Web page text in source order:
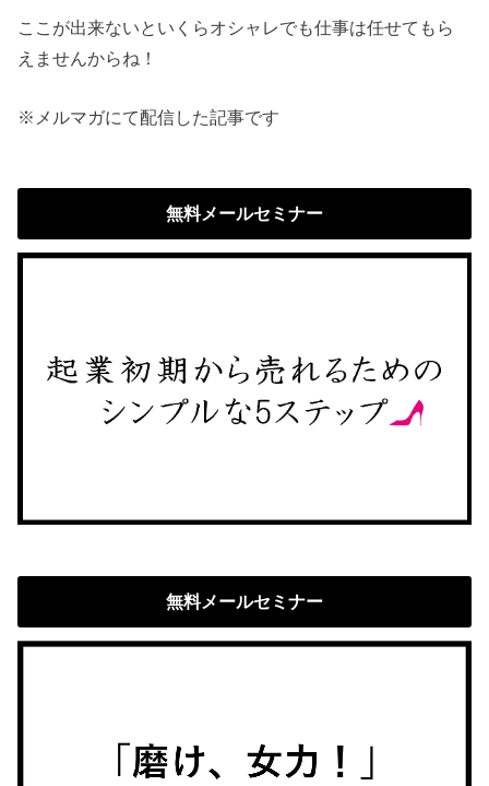
ここが出来ないといくらオシャレでも仕事は任せてもら
えませんからね！
※メルマガにて配信した記事です
無料メールセミナー
無料メールセミナー